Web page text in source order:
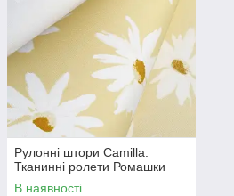
Рулонні штори Camilla.
Тканинні ролети Ромашки
В наявності